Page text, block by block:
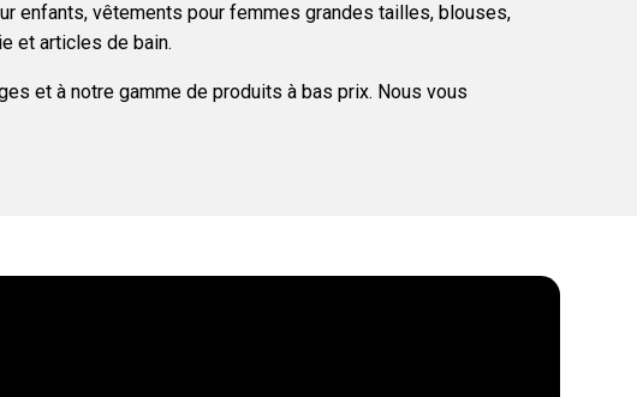
enfants, vêtements pour femmes grandes tailles, blouses,
et articles de bain.
et à notre gamme de produits à bas prix. Nous vous